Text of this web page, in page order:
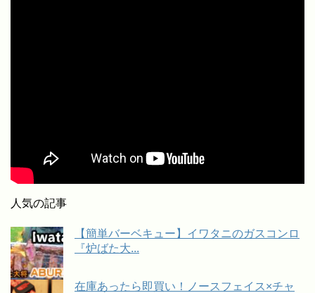
人気の記事
【簡単バーベキュー】イワタニのガスコンロ
『炉ばた大...
在庫あったら即買い！ノースフェイス×チャ